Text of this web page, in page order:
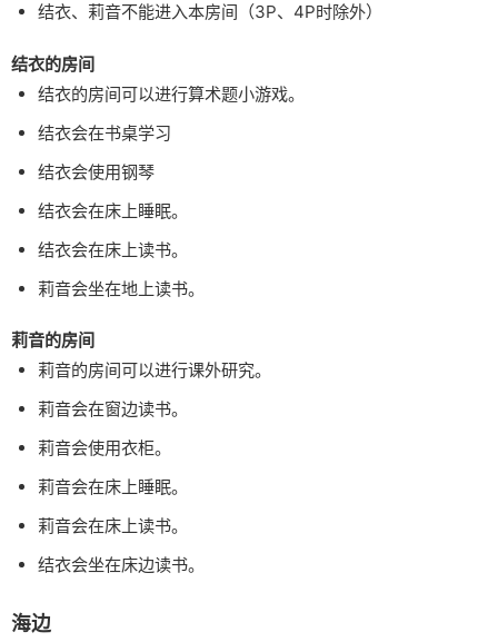
结衣、莉音不能进入本房间（3P、4P时除外）
结衣的房间
结衣的房间可以进行算术题小游戏。
结衣会在书桌学习
结衣会使用钢琴
结衣会在床上睡眠。
结衣会在床上读书。
莉音会坐在地上读书。
莉音的房间
莉音的房间可以进行课外研究。
莉音会在窗边读书。
莉音会使用衣柜。
莉音会在床上睡眠。
莉音会在床上读书。
结衣会坐在床边读书。
海边